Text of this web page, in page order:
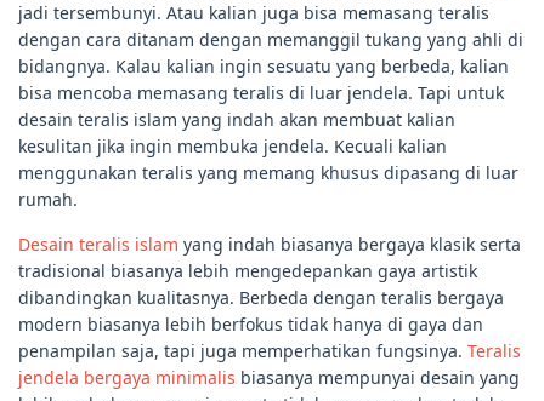
jadi tersembunyi. Atau kalian juga bisa memasang teralis
dengan cara ditanam dengan memanggil tukang yang ahli di
bidangnya. Kalau kalian ingin sesuatu yang berbeda, kalian
bisa mencoba memasang teralis di luar jendela. Tapi untuk
desain teralis islam yang indah akan membuat kalian
kesulitan jika ingin membuka jendela. Kecuali kalian
menggunakan teralis yang memang khusus dipasang di luar
rumah.
Desain teralis islam yang indah biasanya bergaya klasik serta
tradisional biasanya lebih mengedepankan gaya artistik
dibandingkan kualitasnya. Berbeda dengan teralis bergaya
modern biasanya lebih berfokus tidak hanya di gaya dan
penampilan saja, tapi juga memperhatikan fungsinya. Teralis
jendela bergaya minimalis biasanya mempunyai desain yang